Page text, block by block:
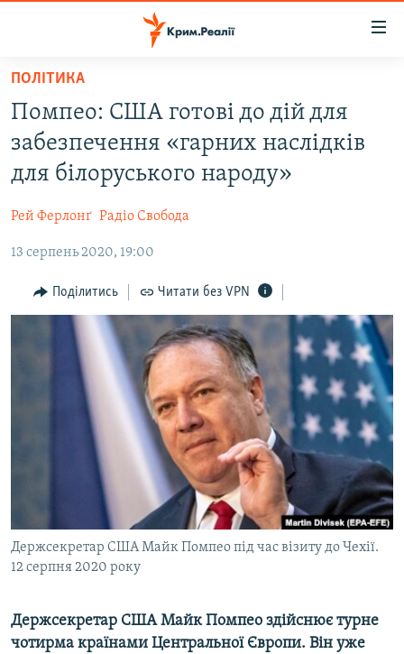
Перейти
основного
матеріалу
Перейти
до
основної
навігації
Перейти
пошуку
ВОДА.КРИМ
ВІДЕО ТА ФОТО
БЛОГИ
ПОГЛЯД
ІНТЕРВ'Ю
ВСЕ ЗА ДЕНЬ
СПЕЦПРОЕКТИ
ДЕПОРТАЦІЯ
ВІДЕОУРОКИ «ELIFBE»
СВІДЧЕННЯ ОКУПАЦІЇ
УКРАЇНСЬКА ПРОБЛЕМА КРИМУ
ЯК ОБІЙТИ БЛОКУВАННЯ
ПОЛІТИКА
Помпео: США готові до дій для
забезпечення «гарних наслідків
для білоруського народу»
Рей Ферлонґ Радіо Свобода
13 серпень 2020, 19:00
Поділитись Читати без VPN
Держсекретар США Майк Помпео під час візиту до Чехії.
12 серпня 2020 року
Держсекретар США Майк Помпео здійснює турне
чотирма країнами Центральної Європи. Він уже